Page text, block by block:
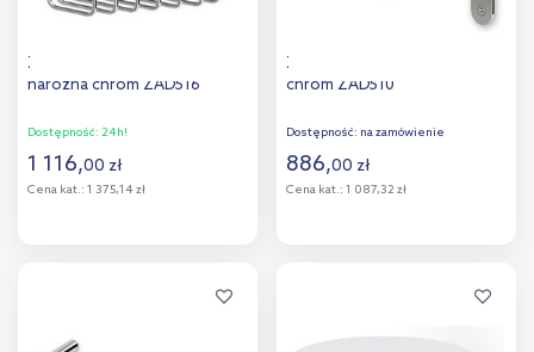
Zucchetti Brim mydelniczka
narożna chrom ZAD516
Dostępność: 24h!
1 116,00 zł
Cena kat.: 1 375,14 zł
porównania
Zucchetti Brim mydelniczka
chrom ZAD510
Dostępność: na zamówienie
886,00 zł
Cena kat.: 1 087,32 zł
porównania